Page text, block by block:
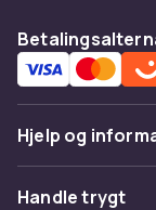
Hjelp og
Vanlige spørsmål
Handle trygt